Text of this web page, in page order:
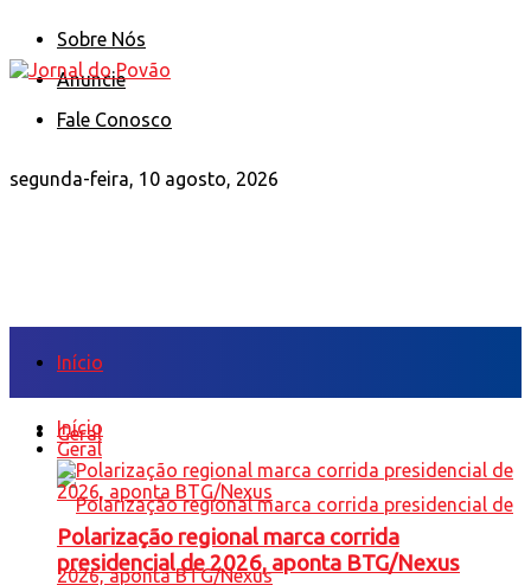
Sobre Nós
Anuncie
Fale Conosco
segunda-feira, 10 agosto, 2026
Início
Geral
Início
Geral
Polarização regional marca corrida
presidencial de 2026, aponta BTG/Nexus